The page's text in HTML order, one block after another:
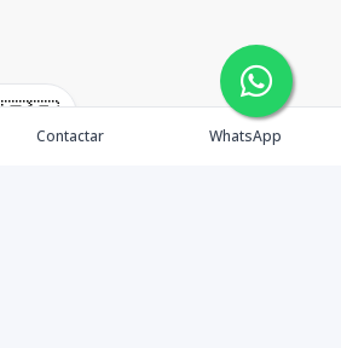
🇫🇷
Contactar WhatsApp